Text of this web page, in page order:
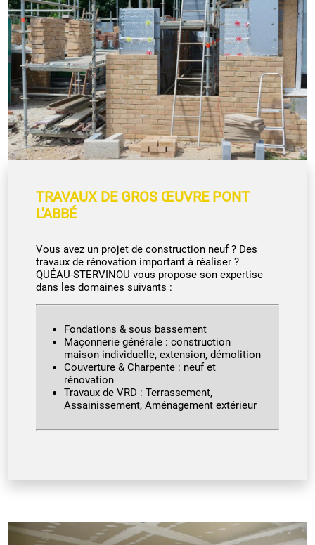
TRAVAUX DE GROS ŒUVRE PONT
L'ABBÉ
Vous avez un projet de construction neuf ? Des
travaux de rénovation important à réaliser ?
QUÉAU-STERVINOU vous propose son expertise
dans les domaines suivants :
Fondations & sous bassement
Maçonnerie générale : construction
maison individuelle, extension, démolition
Couverture & Charpente : neuf et
rénovation
Travaux de VRD : Terrassement,
Assainissement, Aménagement extérieur